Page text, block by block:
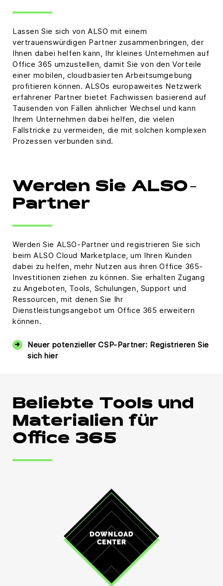
Lassen Sie sich von ALSO mit einem
vertrauenswürdigen Partner zusammenbringen, der
Ihnen dabei helfen kann, Ihr kleines Unternehmen auf
Office 365 umzustellen, damit Sie von den Vorteile
einer mobilen, cloudbasierten Arbeitsumgebung
profitieren können. ALSOs europaweites Netzwerk
erfahrener Partner bietet Fachwissen basierend auf
Tausenden von Fällen ähnlicher Wechsel und kann
Ihrem Unternehmen dabei helfen, die vielen
Fallstricke zu vermeiden, die mit solchen komplexen
Prozessen verbunden sind.
Werden Sie ALSO-
Partner
Werden Sie ALSO-Partner und registrieren Sie sich
beim ALSO Cloud Marketplace, um Ihren Kunden
dabei zu helfen, mehr Nutzen aus ihren Office 365-
Investitionen ziehen zu können. Sie erhalten Zugang
zu Angeboten, Tools, Schulungen, Support und
Ressourcen, mit denen Sie Ihr
Dienstleistungsangebot um Office 365 erweitern
können.
Neuer potenzieller CSP-Partner: Registrieren Sie
sich hier
Beliebte Tools und
Materialien für
Office 365